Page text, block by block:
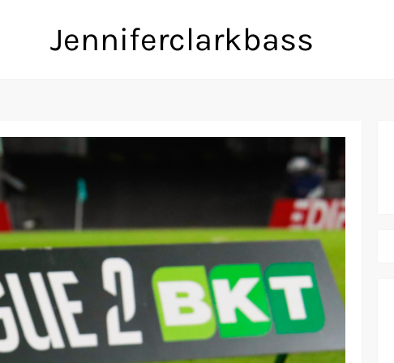
Jenniferclarkbass